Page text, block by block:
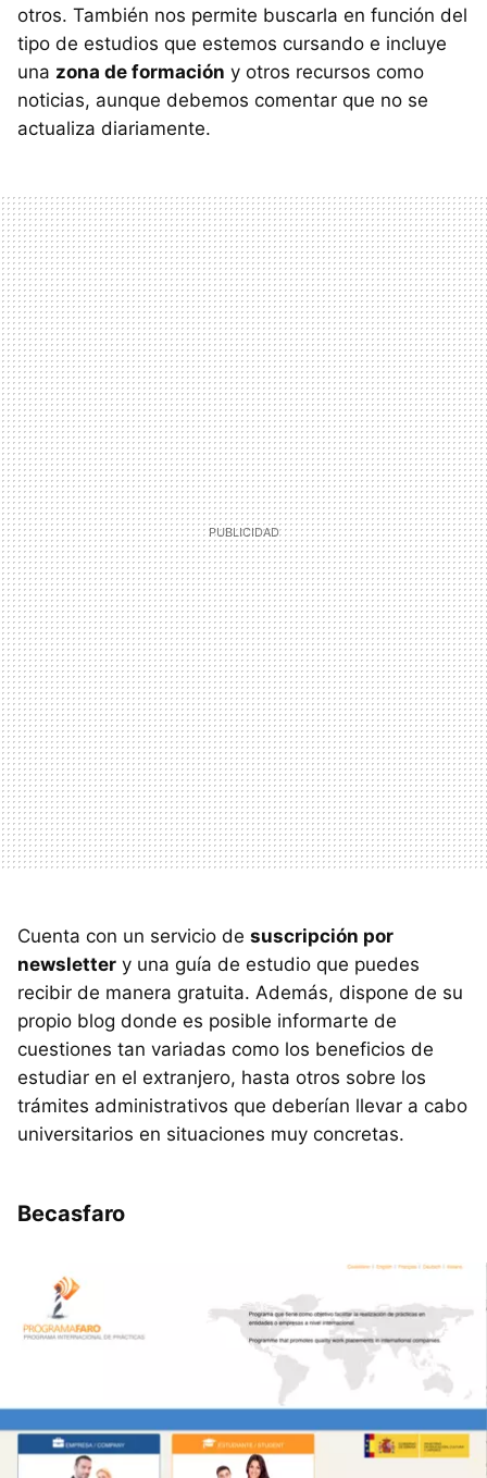
otros. También nos permite buscarla en función del
tipo de estudios que estemos cursando e incluye
una zona de formación y otros recursos como
noticias, aunque debemos comentar que no se
actualiza diariamente.
Cuenta con un servicio de suscripción por
newsletter y una guía de estudio que puedes
recibir de manera gratuita. Además, dispone de su
propio blog donde es posible informarte de
cuestiones tan variadas como los beneficios de
estudiar en el extranjero, hasta otros sobre los
trámites administrativos que deberían llevar a cabo
universitarios en situaciones muy concretas.
Becasfaro